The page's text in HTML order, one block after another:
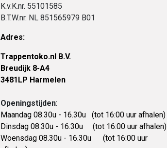
K.v.K.nr. 55101585
B.T.W.nr. NL 851565979 B01
Adres:
Trappentoko.nl B.V.
Breudijk 8-A4
3481LP Harmelen
Openingstijden:
Maandag 08.30u - 16.30u
(tot 16:00 uur afhalen)
Dinsdag 08.30u - 16.30u
(tot 16:00 uur afhalen)
Woensdag 08.30u - 16.30u (tot 16:00 uur